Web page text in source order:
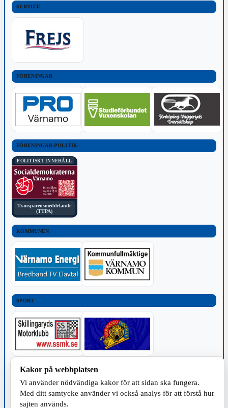
SERVICE
FÖRENINGAR
FÖRENINGAR POLITIK
POLITISKT INNEHÅLL
Transparensmeddelande
(TTPA)
KOMMUNEN
SPORT
TILLVERKNING
Kakor på webbplatsen
Vi använder nödvändiga kakor för att sidan ska fungera.
Med ditt samtycke använder vi också analys för att förstå hur
sajten används.